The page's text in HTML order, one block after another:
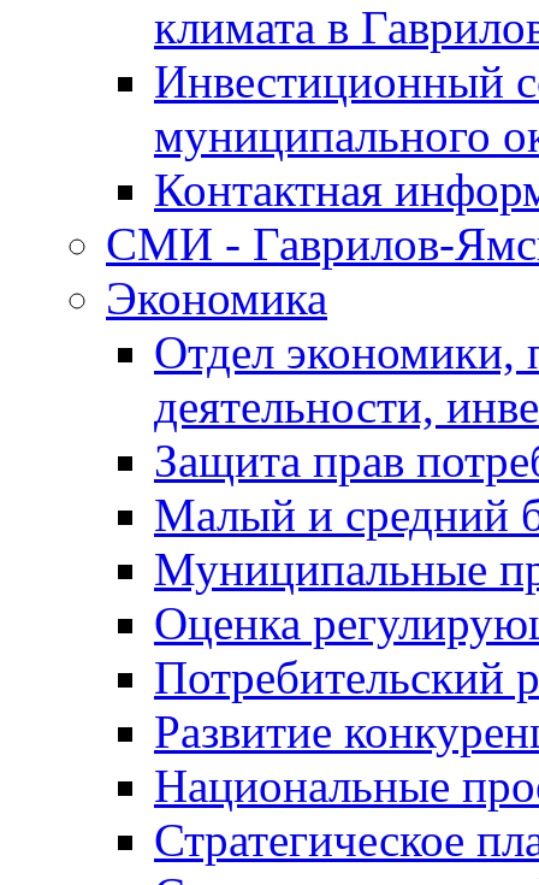
климата в
Инвестиционный
муниципального
Контактная
СМИ - Гаврилов-
Экономика
Отдел экономики,
деятельности,
Защита прав
Малый и средний
Муниципальные
Оценка
Потребительский
Развитие
Национальные
Стратегическое